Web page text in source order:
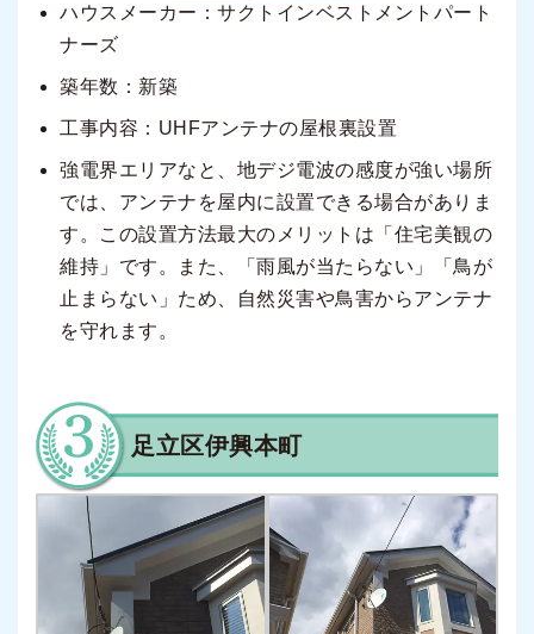
ハウスメーカー：サクトインベストメントパート
ナーズ
築年数：新築
工事内容：UHFアンテナの屋根裏設置
強電界エリアなと、地デジ電波の感度が強い場所
では、アンテナを屋内に設置できる場合がありま
す。この設置方法最大のメリットは「住宅美観の
維持」です。また、「雨風が当たらない」「鳥が
止まらない」ため、自然災害や鳥害からアンテナ
を守れます。
足立区伊興本町